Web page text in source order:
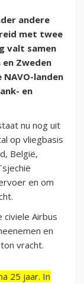
andere
met twee
valt samen
Zweden
landen
en
nu nog uit
op vliegbasis
België,
en om
civiele Airbus
en
vracht.
25 jaar. In